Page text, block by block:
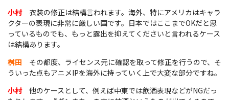
小村衣装の修正は結構言われます。海外、特にアメリカはキャラ
クターの表現に非常に厳しい国です。日本ではここまでOKだと思
っているものでも、もっと露出を抑えてくださいと言われるケース
は結構あります。
桝田 その都度、ライセンス元に確認を取って修正を行うので、そ
ういった点もアニメIPを海外に持っていく上で大変な部分ですね。
小村他のケースとして、例えば中東では飲酒表現などがNGだっ